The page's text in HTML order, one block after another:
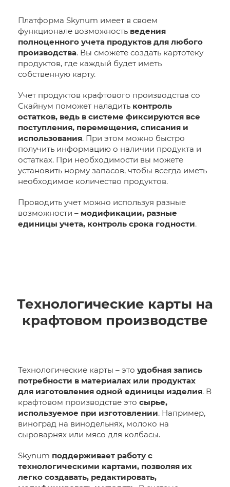
Платформа Skynum имеет в своем
функционале возможность ведения
полноценного учета продуктов для любого
производства. Вы сможете создать картотеку
продуктов, где каждый будет иметь
собственную карту.
Учет продуктов крафтового производства со
Скайнум поможет наладить контроль
остатков, ведь в системе фиксируются все
поступления, перемещения, списания и
использования. При этом можно быстро
получить информацию о наличии продукта и
остатках. При необходимости вы можете
установить норму запасов, чтобы всегда иметь
необходимое количество продуктов.
Проводить учет можно используя разные
возможности – модификации, разные
единицы учета, контроль срока годности.
Технологические карты на
крафтовом производстве
Технологические карты – это удобная запись
потребности в материалах или продуктах
для изготовления одной единицы изделия. В
крафтовом производстве это сырье,
используемое при изготовлении. Например,
виноград на винодельнях, молоко на
сыроварнях или мясо для колбасы.
Skynum поддерживает работу с
технологическими картами, позволяя их
легко создавать, редактировать,